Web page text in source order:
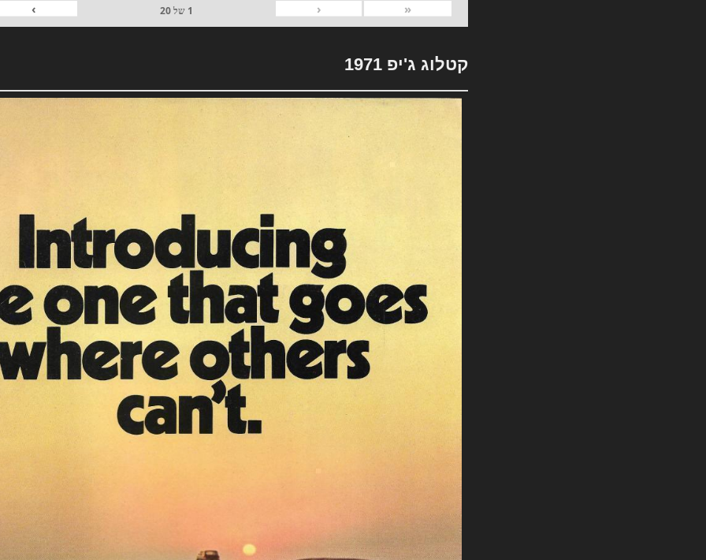
«
‹
1 של20
›
קטלוג ג'יפ 1971